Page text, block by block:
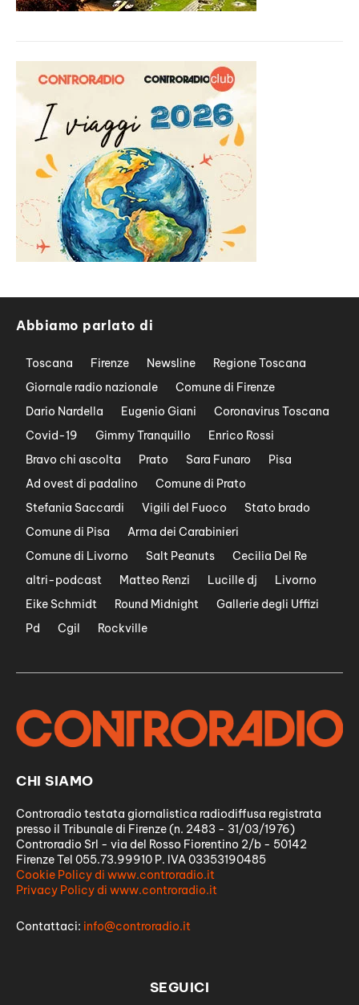
Abbiamo parlato di
Toscana Firenze Newsline
Regione Toscana
Giornale radio nazionale
Comune di Firenze
Dario Nardella
Eugenio Giani
Coronavirus Toscana
Covid-19
Gimmy Tranquillo
Enrico Rossi
Bravo chi ascolta
Prato Sara Funaro
Pisa
Ad ovest di padalino
Comune di Prato
Stefania Saccardi
Vigili del Fuoco
Stato brado
Comune di Pisa
Arma dei Carabinieri
Comune di Livorno
Salt Peanuts
Cecilia Del Re
altri-podcast
Matteo Renzi Lucille dj
Livorno
Eike Schmidt
Round Midnight
Gallerie degli Uffizi
Pd
Cgil Rockville
CHI SIAMO
Controradio testata giornalistica radiodiffusa registrata
presso il Tribunale di Firenze (n. 2483 - 31/03/1976)
Controradio Srl - via del Rosso Fiorentino 2/b - 50142
Firenze Tel 055.73.99910 P. IVA 03353190485
Cookie Policy di www.controradio.it
Privacy Policy di www.controradio.it
Contattaci: info@controradio.it
SEGUICI